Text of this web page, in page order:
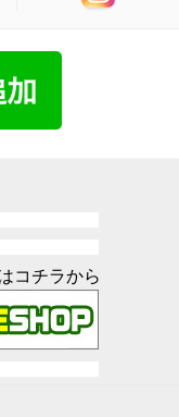
コチラから